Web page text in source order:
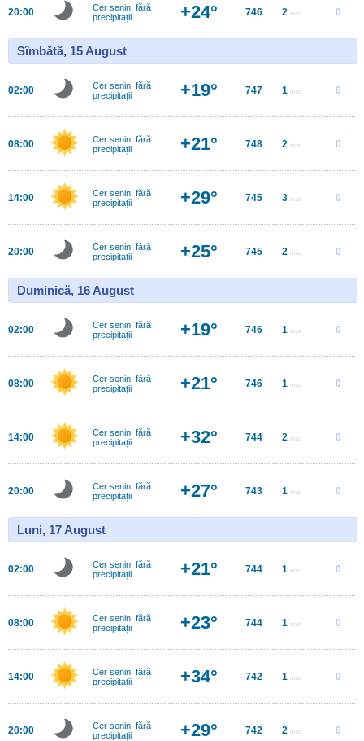
20:00
Cer senin, fără
precipitații
+24° 746 2 m/s 0
Sîmbătă, 15 August
02:00
Cer senin, fără
precipitații
+19° 747 1 m/s 0
08:00
Cer senin, fără
precipitații
+21° 748 2 m/s 0
14:00
Cer senin, fără
precipitații
+29° 745 3 m/s 0
20:00
Cer senin, fără
precipitații
+25° 745 2 m/s 0
Duminică, 16 August
02:00
Cer senin, fără
precipitații
+19° 746 1 m/s 0
08:00
Cer senin, fără
precipitații
+21° 746 1 m/s 0
14:00
Cer senin, fără
precipitații
+32° 744 2 m/s 0
20:00
Cer senin, fără
precipitații
+27° 743 1 m/s 0
Luni, 17 August
02:00
Cer senin, fără
precipitații
+21° 744 1 m/s 0
08:00
Cer senin, fără
precipitații
+23° 744 1 m/s 0
14:00
Cer senin, fără
precipitații
+34° 742 1 m/s 0
20:00
Cer senin, fără
precipitații
+29° 742 2 m/s 0